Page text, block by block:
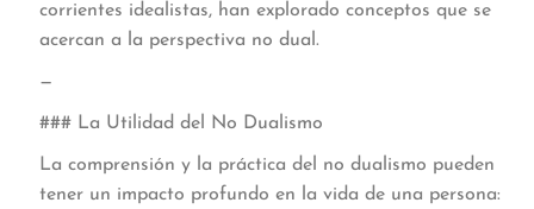
corrientes idealistas, han explorado conceptos que se
acercan a la perspectiva no dual.
—
### La Utilidad del No Dualismo
La comprensión y la práctica del no dualismo pueden
tener un impacto profundo en la vida de una persona: